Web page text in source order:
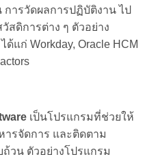
ารวัดผลการปฏิบัติงาน ไป
สดิการต่าง ๆ ตัวอย่าง
แก่ Workday, Oracle HCM
เป็นโปรแกรมที่ช่วยให้
ารจัดการ และติดตาม
ถ้วน ตัวอย่างโปรแกรม